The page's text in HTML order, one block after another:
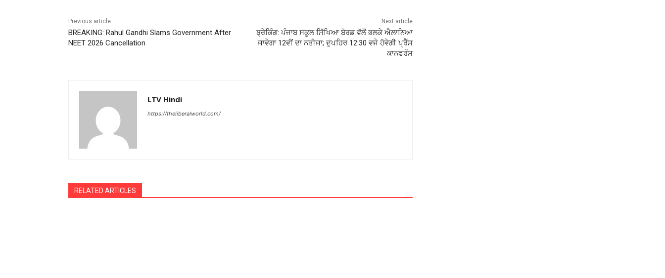
Previous article
BREAKING: Rahul Gandhi Slams Government After
NEET 2026 Cancellation
Next article
ਬ੍ਰੇਕਿੰਗ: ਪੰਜਾਬ ਸਕੂਲ ਸਿੱਖਿਆ ਬੋਰਡ ਵੱਲੋਂ ਭਲਕੇ ਐਲਾਨਿਆ
ਜਾਵੇਗਾ 12ਵੀਂ ਦਾ ਨਤੀਜਾ; ਦੁਪਹਿਰ 12:30 ਵਜੇ ਹੋਵੇਗੀ ਪ੍ਰੈੱਸ
ਕਾਨਫਰੰਸ
LTV Hindi
https://theliberalworld.com/
RELATED ARTICLES